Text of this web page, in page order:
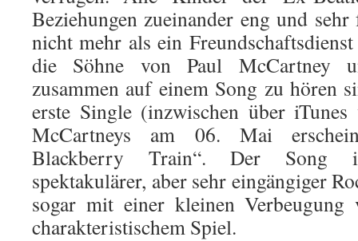
Beziehungen zueinander eng und
nicht mehr als ein
die Söhne von Paul McCartney
zusammen auf einem Song zu hören
erste Single (inzwischen über
McCartneys am 06. Mai
Blackberry Train“. Der Song
spektakulärer, aber sehr eingängiger
sogar mit einer kleinen Verbeugung
charakteristischem Spiel.